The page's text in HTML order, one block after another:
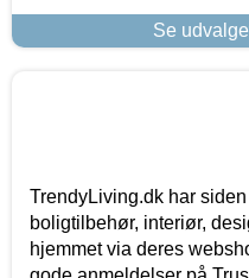
Se
TrendyLiving.dk har
boligtilbehør, interiør,
hjemmet via deres